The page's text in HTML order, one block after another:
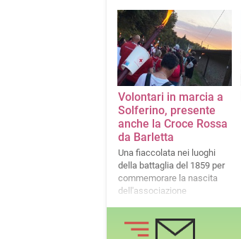
Volontari in marcia a
Solferino, presente
anche la Croce Rossa
da Barletta
Una fiaccolata nei luoghi
della battaglia del 1859 per
commemorare la nascita
dell'associazione